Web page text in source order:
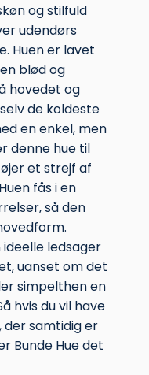
og stilfuld
udendørs
Huen er lavet
blød og
hovedet og
de koldeste
en enkel, men
denne hue til
et strejf af
fås i en
så den
ideelle ledsager
uanset om det
simpelthen en
hvis du vil have
der samtidig er
Bunde Hue det